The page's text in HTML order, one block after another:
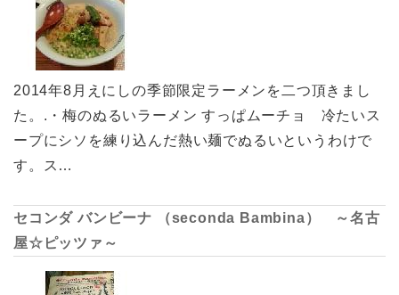
2014年8月えにしの季節限定ラーメンを二つ頂きまし
た。.・梅のぬるいラーメン すっぱムーチョ 冷たいス
ープにシソを練り込んだ熱い麺でぬるいというわけで
す。ス…
セコンダ バンビーナ （seconda Bambina） ～名古
屋☆ピッツァ～